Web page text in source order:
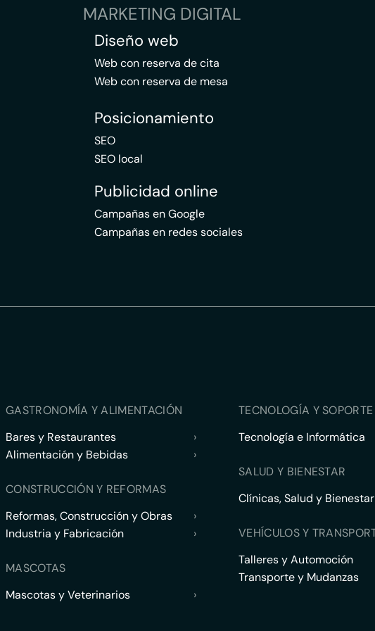
MARKETING DIGITAL
Diseño web
Web con reserva de cita
Web con reserva de mesa
Posicionamiento
SEO
SEO local
Publicidad online
Campañas en Google
Campañas en redes sociales
GASTRONOMÍA Y ALIMENTACIÓN
Bares y Restaurantes
›
Alimentación y Bebidas
›
CONSTRUCCIÓN Y REFORMAS
Reformas, Construcción y Obras
›
Industria y Fabricación
›
MASCOTAS
Mascotas y Veterinarios
›
TECNOLOGÍA Y
Tecnología e Informática
SALUD Y BIENESTAR
Clínicas, Salud y Bienestar
VEHÍCULOS Y
Talleres y Automoción
Transporte y Mudanzas